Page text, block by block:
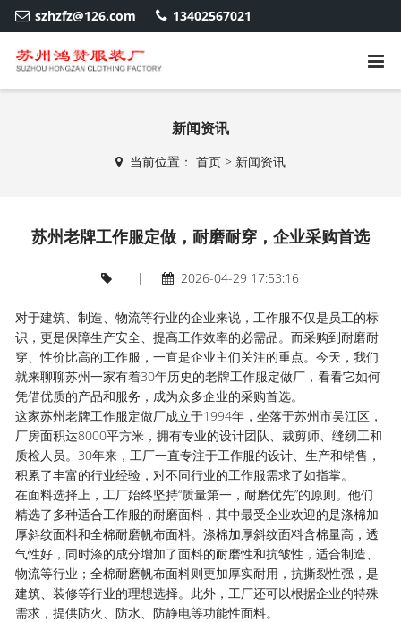
szhzfz@126.com 13402567021
新闻资讯
当前位置： 首页> 新闻资讯
苏州老牌工作服定做，耐磨耐穿，企业采购首选
| 2026-04-29 17:53:16
对于建筑、制造、物流等行业的企业来说，工作服不仅是员工的标
识，更是保障生产安全、提高工作效率的必需品。而采购到耐磨耐
穿、性价比高的工作服，一直是企业主们关注的重点。今天，我们
就来聊聊苏州一家有着30年历史的老牌工作服定做厂，看看它如何
凭借优质的产品和服务，成为众多企业的采购首选。
这家苏州老牌工作服定做厂成立于1994年，坐落于苏州市吴江区，
厂房面积达8000平方米，拥有专业的设计团队、裁剪师、缝纫工和
质检人员。30年来，工厂一直专注于工作服的设计、生产和销售，
积累了丰富的行业经验，对不同行业的工作服需求了如指掌。
在面料选择上，工厂始终坚持“质量第一，耐磨优先”的原则。他们
精选了多种适合工作服的耐磨面料，其中最受企业欢迎的是涤棉加
厚斜纹面料和全棉耐磨帆布面料。涤棉加厚斜纹面料含棉量高，透
气性好，同时涤的成分增加了面料的耐磨性和抗皱性，适合制造、
物流等行业；全棉耐磨帆布面料则更加厚实耐用，抗撕裂性强，是
建筑、装修等行业的理想选择。此外，工厂还可以根据企业的特殊
需求，提供防火、防水、防静电等功能性面料。